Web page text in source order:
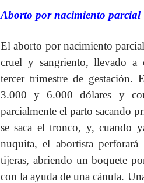
Aborto por nacimiento parcial
El aborto por nacimiento
cruel y sangriento, llevado a
tercer trimestre de gestación.
3.000 y 6.000 dólares y
parcialmente el parto sacando
se saca el tronco, y, cuando
nuquita, el abortista
tijeras, abriendo un boquete
con la ayuda de una cánula.